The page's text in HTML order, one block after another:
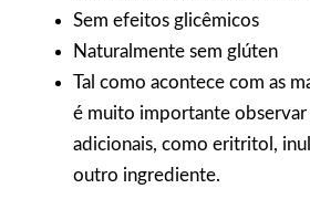
Sem efeitos glicêmicos
Naturalmente sem glúten
Tal como acontece com as
é muito importante
adicionais, como eritritol,
outro ingrediente.